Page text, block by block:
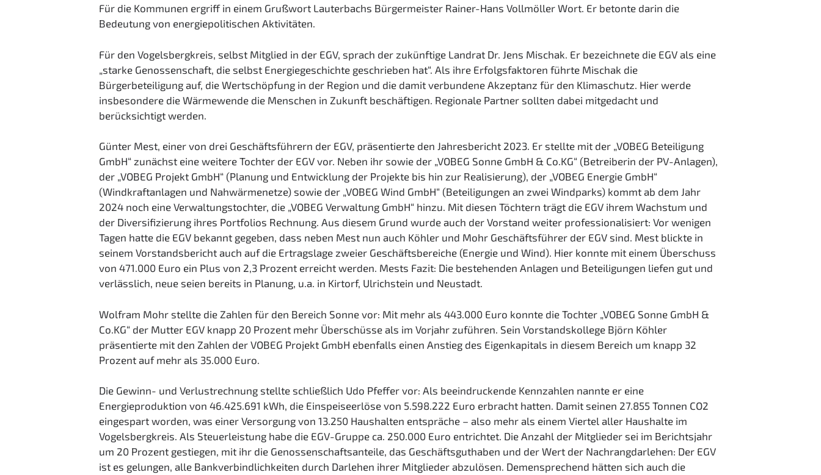
Für die Kommunen ergriff in einem Grußwort Lauterbachs Bürgermeister Rainer-Hans Vollmöller Wort. Er betonte darin die
Bedeutung von energiepolitischen Aktivitäten.
Für den Vogelsbergkreis, selbst Mitglied in der EGV, sprach der zukünftige Landrat Dr. Jens Mischak. Er bezeichnete die EGV als eine
„starke Genossenschaft, die selbst Energiegeschichte geschrieben hat“. Als ihre Erfolgsfaktoren führte Mischak die
Bürgerbeteiligung auf, die Wertschöpfung in der Region und die damit verbundene Akzeptanz für den Klimaschutz. Hier werde
insbesondere die Wärmewende die Menschen in Zukunft beschäftigen. Regionale Partner sollten dabei mitgedacht und
berücksichtigt werden.
Günter Mest, einer von drei Geschäftsführern der EGV, präsentierte den Jahresbericht 2023. Er stellte mit der „VOBEG Beteiligung
GmbH“ zunächst eine weitere Tochter der EGV vor. Neben ihr sowie der „VOBEG Sonne GmbH & Co.KG“ (Betreiberin der PV-Anlagen),
der „VOBEG Projekt GmbH“ (Planung und Entwicklung der Projekte bis hin zur Realisierung), der „VOBEG Energie GmbH“
(Windkraftanlagen und Nahwärmenetze) sowie der „VOBEG Wind GmbH“ (Beteiligungen an zwei Windparks) kommt ab dem Jahr
2024 noch eine Verwaltungstochter, die „VOBEG Verwaltung GmbH“ hinzu. Mit diesen Töchtern trägt die EGV ihrem Wachstum und
der Diversifizierung ihres Portfolios Rechnung. Aus diesem Grund wurde auch der Vorstand weiter professionalisiert: Vor wenigen
Tagen hatte die EGV bekannt gegeben, dass neben Mest nun auch Köhler und Mohr Geschäftsführer der EGV sind. Mest blickte in
seinem Vorstandsbericht auch auf die Ertragslage zweier Geschäftsbereiche (Energie und Wind). Hier konnte mit einem Überschuss
von 471.000 Euro ein Plus von 2,3 Prozent erreicht werden. Mests Fazit: Die bestehenden Anlagen und Beteiligungen liefen gut und
verlässlich, neue seien bereits in Planung, u.a. in Kirtorf, Ulrichstein und Neustadt.
Wolfram Mohr stellte die Zahlen für den Bereich Sonne vor: Mit mehr als 443.000 Euro konnte die Tochter „VOBEG Sonne GmbH &
Co.KG“ der Mutter EGV knapp 20 Prozent mehr Überschüsse als im Vorjahr zuführen. Sein Vorstandskollege Björn Köhler
präsentierte mit den Zahlen der VOBEG Projekt GmbH ebenfalls einen Anstieg des Eigenkapitals in diesem Bereich um knapp 32
Prozent auf mehr als 35.000 Euro.
Die Gewinn- und Verlustrechnung stellte schließlich Udo Pfeffer vor: Als beeindruckende Kennzahlen nannte er eine
Energieproduktion von 46.425.691 kWh, die Einspeiseerlöse von 5.598.222 Euro erbracht hatten. Damit seinen 27.855 Tonnen CO2
eingespart worden, was einer Versorgung von 13.250 Haushalten entspräche – also mehr als einem Viertel aller Haushalte im
Vogelsbergkreis. Als Steuerleistung habe die EGV-Gruppe ca. 250.000 Euro entrichtet. Die Anzahl der Mitglieder sei im Berichtsjahr
um 20 Prozent gestiegen, mit ihr die Genossenschaftsanteile, das Geschäftsguthaben und der Wert der Nachrangdarlehen: Der EGV
ist es gelungen, alle Bankverbindlichkeiten durch Darlehen ihrer Mitglieder abzulösen. Demensprechend hätten sich auch die